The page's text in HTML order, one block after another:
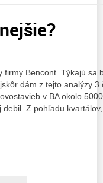
Bencont. Týkajú sa
dám z tejto analýzy
v BA okolo
debil. Z pohľadu